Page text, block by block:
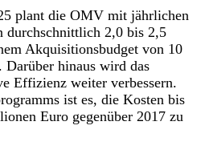
plant die OMV mit jährlichen
durchschnittlich 2,0 bis 2,5
Akquisitionsbudget von 10
hinaus wird das
Effizienz weiter verbessern.
ist es, die Kosten bis
Euro gegenüber 2017 zu